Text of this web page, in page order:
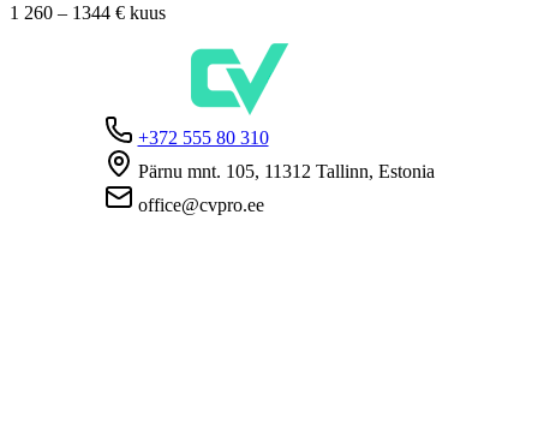
1 260 – 1344 € kuus
+372 555 80 310
Pärnu mnt. 105, 11312 Tallinn, Estonia
office@cvpro.ee